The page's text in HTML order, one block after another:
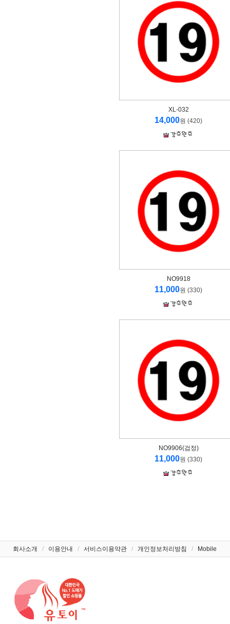
XL-032
14,000원 (420)
NO9918
11,000원 (330)
NO9906(검정)
11,000원 (330)
회사소개 / 이용안내 / 서비스이용약관 / 개인정보처리방침 / Mobile